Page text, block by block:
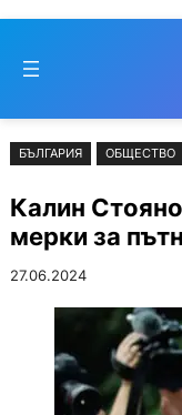
съдържанието
to
БЪЛГАРИЯ ОБЩЕСТВО
Калин
мерки за
27.06.2024